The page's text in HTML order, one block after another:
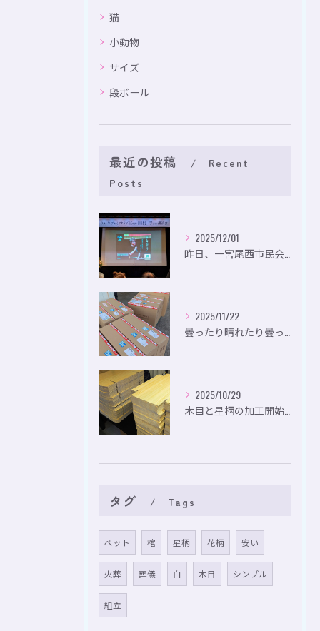
猫
小動物
サイズ
段ボール
最近の投稿
Recent
Posts
2025/12/01
2025/11/22
2025/10/29
タグ Tags
ペット 棺 星柄 花柄 安い
火葬 葬儀 白 木目 シンプル
組立